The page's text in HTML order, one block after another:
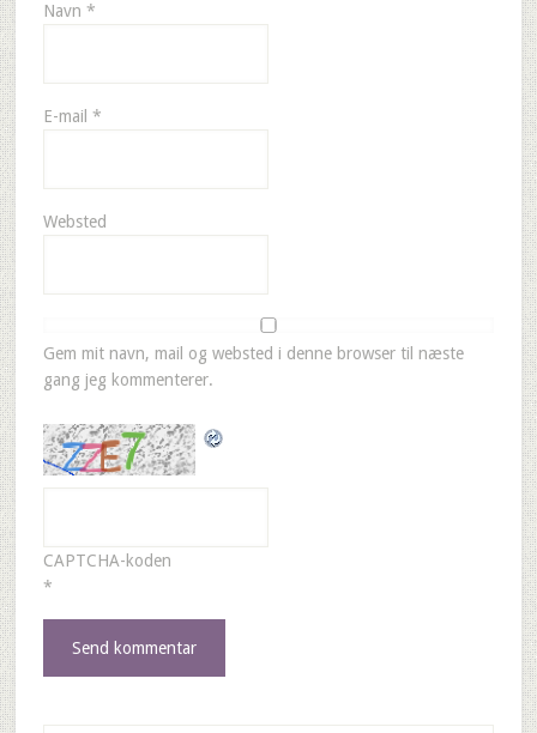
Navn *
E-mail *
Websted
Gem mit navn, mail og websted i denne browser til næste
gang jeg kommenterer.
CAPTCHA-koden
*